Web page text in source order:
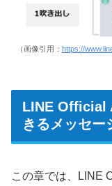
（画像引用： https://
LINE Official
きるメッセー
この章では、LINE